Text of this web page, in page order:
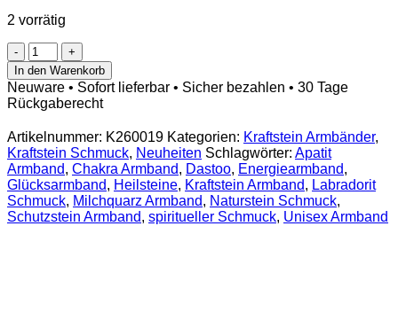
2 vorrätig
Kraftstein
Armband
–
Blauem
Apatit,
Labradorit
&
Milchquarz
–
Stärke,
Klarheit
&
In den Warenkorb
Neuware • Sofort lieferbar • Sicher bezahlen • 30 Tage
Rückgaberecht
Artikelnummer: K260019 Kategorien: Kraftstein Armbänder,
Kraftstein Schmuck, Neuheiten Schlagwörter: Apatit
Armband, Chakra Armband, Dastoo, Energiearmband,
Glücksarmband, Heilsteine, Kraftstein Armband, Labradorit
Schmuck, Milchquarz Armband, Naturstein Schmuck,
Schutzstein Armband, spiritueller Schmuck, Unisex Armband